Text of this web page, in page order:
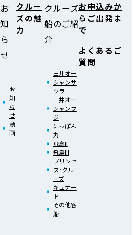
お
知
ら
せ
お
知
ら
せ
動
画
クルー
ズの魅
力
クルーズ
船のご紹
介
三井オー
シャンサ
クラ
三井オー
シャンフ
ジ
にっぽん
丸
飛鳥II
飛鳥III
プリンセ
ス･クル
ーズ
キュナー
ド
その他客
船
お申込みか
らご出発ま
で
よくあるご
質問